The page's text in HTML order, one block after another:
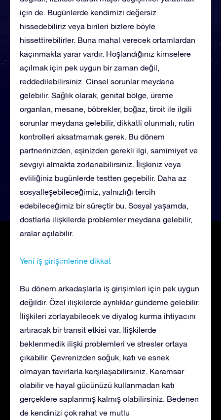
için de. Bugünlerde kendimizi değersiz
hissedebiliriz veya birileri bizlere böyle
hissettirebilirler. Buna mahal verecek ortamlardan
kaçınmakta yarar vardır. Hoşlandığınız kimselere
açılmak için pek uygun bir zaman değil,
reddedilebilirsiniz. Cinsel sorunlar meydana
gelebilir. Sağlık olarak, genital bölge, üreme
organları, mesane, böbrekler, boğaz, tiroit ile ilgili
sorunlar meydana gelebilir, dikkatli olunmalı, rutin
kontrolleri aksatmamak gerek. Bu dönem
partnerinizden, eşinizden gerekli ilgi, samimiyet ve
sevgiyi almakta zorlanabilirsiniz. İlişkiniz veya
evliliğiniz bugünlerde testten geçebilir. Daha az
sosyalleşebileceğimiz, yalnızlığı tercih
edebileceğimiz bir süreçtir bu. Sosyal yaşamda,
dostlarla ilişkilerde problemler meydana gelebilir,
aralar açılabilir.
Yeni iş girişimlerine dikkat
Bu dönem arkadaşlarla iş girişimleri için pek uygun
değildir. Özel ilişkilerde ayrılıklar gündeme gelebilir.
İlişkileri zorlayabilecek ve diyalog kurma ihtiyacını
artıracak bir transit etkisi var. İlişkilerde
beklenmedik ilişki problemleri ve stresler ortaya
çıkabilir. Çevrenizden soğuk, katı ve esnek
olmayan tavırlarla karşılaşabilirsiniz. Karamsar
olabilir ve hayal gücünüzü kullanmadan katı
gerçeklere saplanmış kalmış olabilirsiniz. Bedenen
de kendinizi çok rahat ve mutlu